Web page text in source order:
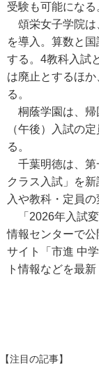
受験も可能になる
頌栄女子学院は
を導入。算数と
する。4教科入試
は廃止とするほ
る。
桐蔭学園は、帰
（午後）入試の
る。
千葉明徳は、第
クラス入試」を
入や教科・定員
「2026年入試変
情報センターで
サイト「市進 中
ト情報などを最
【注目の記事】